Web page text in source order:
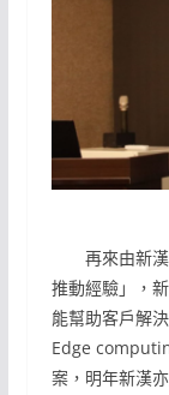
再來由新漢
推動經驗」，
能幫助客戶解
Edge
案，明年新漢